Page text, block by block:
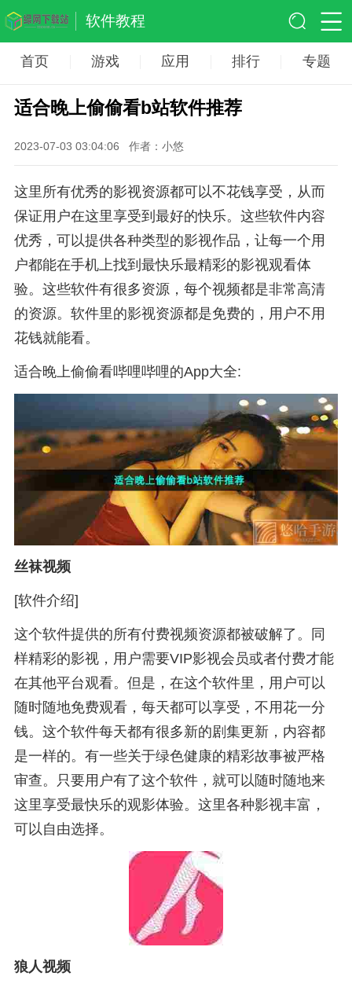
软件教程
首页 游戏 应用 排行 专题
适合晚上偷偷看b站软件推荐
2023-07-03 03:04:06 作者：小悠
这里所有优秀的影视资源都可以不花钱享受，从而
保证用户在这里享受到最好的快乐。这些软件内容
优秀，可以提供各种类型的影视作品，让每一个用
户都能在手机上找到最快乐最精彩的影视观看体
验。这些软件有很多资源，每个视频都是非常高清
的资源。软件里的影视资源都是免费的，用户不用
花钱就能看。
适合晚上偷偷看哔哩哔哩的App大全:
丝袜视频
[软件介绍]
这个软件提供的所有付费视频资源都被破解了。同
样精彩的影视，用户需要VIP影视会员或者付费才能
在其他平台观看。但是，在这个软件里，用户可以
随时随地免费观看，每天都可以享受，不用花一分
钱。这个软件每天都有很多新的剧集更新，内容都
是一样的。有一些关于绿色健康的精彩故事被严格
审查。只要用户有了这个软件，就可以随时随地来
这里享受最快乐的观影体验。这里各种影视丰富，
可以自由选择。
狼人视频